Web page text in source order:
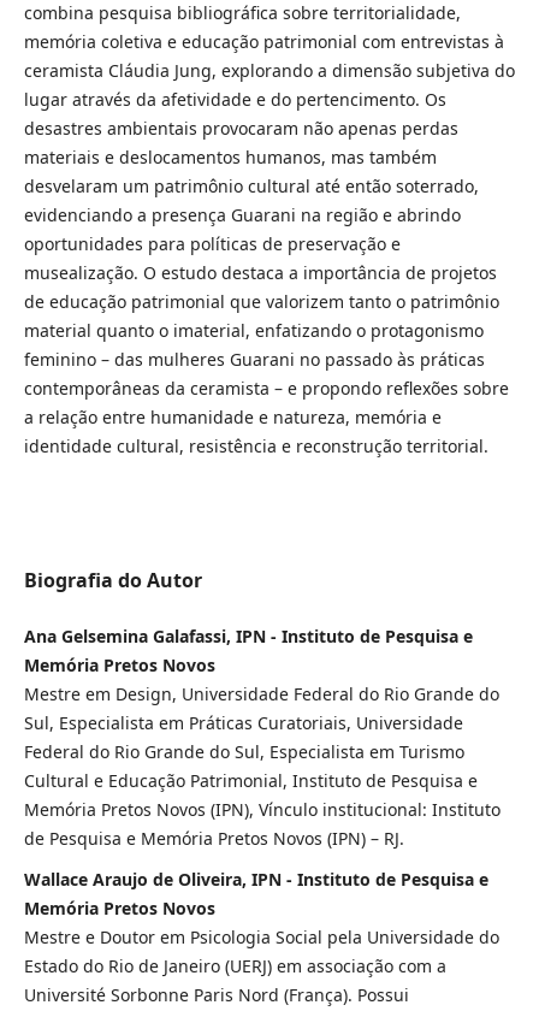
combina pesquisa bibliográfica sobre territorialidade,
memória coletiva e educação patrimonial com entrevistas à
ceramista Cláudia Jung, explorando a dimensão subjetiva do
lugar através da afetividade e do pertencimento. Os
desastres ambientais provocaram não apenas perdas
materiais e deslocamentos humanos, mas também
desvelaram um patrimônio cultural até então soterrado,
evidenciando a presença Guarani na região e abrindo
oportunidades para políticas de preservação e
musealização. O estudo destaca a importância de projetos
de educação patrimonial que valorizem tanto o patrimônio
material quanto o imaterial, enfatizando o protagonismo
feminino – das mulheres Guarani no passado às práticas
contemporâneas da ceramista – e propondo reflexões sobre
a relação entre humanidade e natureza, memória e
identidade cultural, resistência e reconstrução territorial.
Biografia do Autor
Ana Gelsemina Galafassi, IPN - Instituto de Pesquisa e
Memória Pretos Novos
Mestre em Design, Universidade Federal do Rio Grande do
Sul, Especialista em Práticas Curatoriais, Universidade
Federal do Rio Grande do Sul, Especialista em Turismo
Cultural e Educação Patrimonial, Instituto de Pesquisa e
Memória Pretos Novos (IPN), Vínculo institucional: Instituto
de Pesquisa e Memória Pretos Novos (IPN) – RJ.
Wallace Araujo de Oliveira, IPN - Instituto de Pesquisa e
Memória Pretos Novos
Mestre e Doutor em Psicologia Social pela Universidade do
Estado do Rio de Janeiro (UERJ) em associação com a
Université Sorbonne Paris Nord (França). Possui